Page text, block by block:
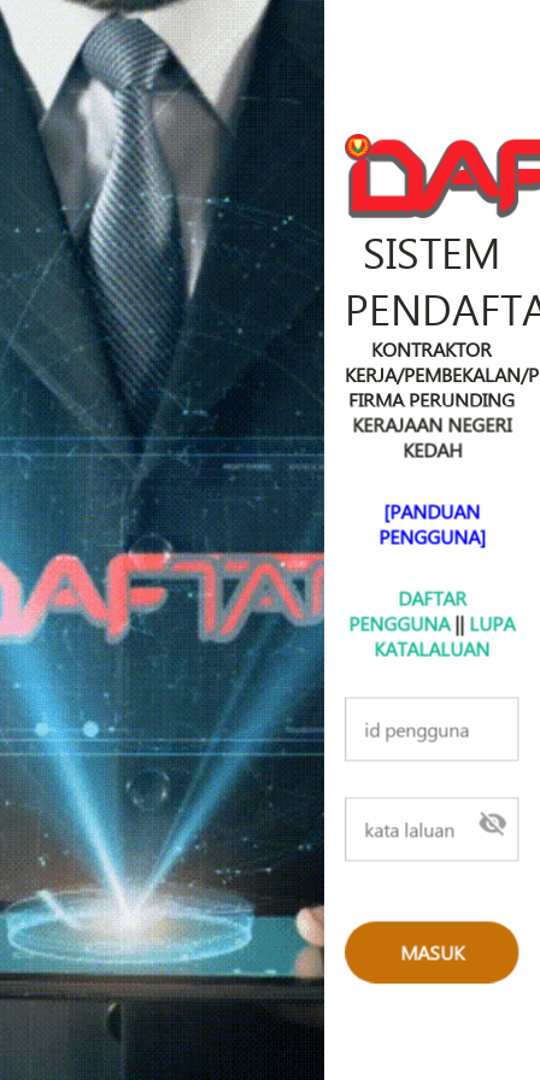
SISTEM
KONTRAKTOR
KERJA/PEMBEKALAN/
FIRMA PERUNDING
KERAJAAN NEGERI
KEDAH
[PANDUAN
PENGGUNA]
DAFTAR
PENGGUNA|| LUPA
KATALALUAN